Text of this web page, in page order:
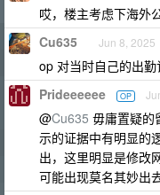
哎，楼主考虑下海外
Cu635 Jun 8, 2025
op 对当时自己的出勤
Prideeeeee OP
@Cu635 毋庸置疑的
示的证据中有明显的
出，这里明显是修改
可能出现莫名其妙出